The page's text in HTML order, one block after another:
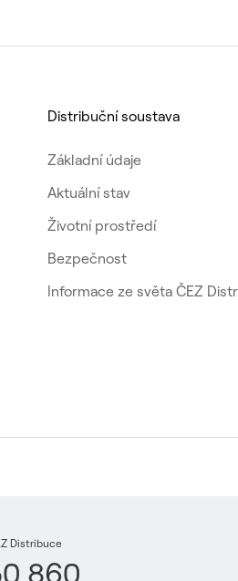
Distribuční soustava
Základní údaje
Aktuální stav
Životní prostředí
Bezpečnost
Informace ze světa ČEZ
Distribuce
860